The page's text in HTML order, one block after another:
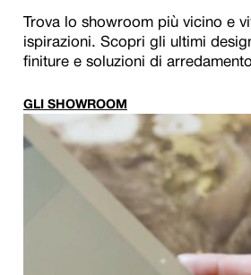
Trova lo showroom più vicino e
ispirazioni. Scopri gli ultimi
finiture e soluzioni di
GLI SHOWROOM